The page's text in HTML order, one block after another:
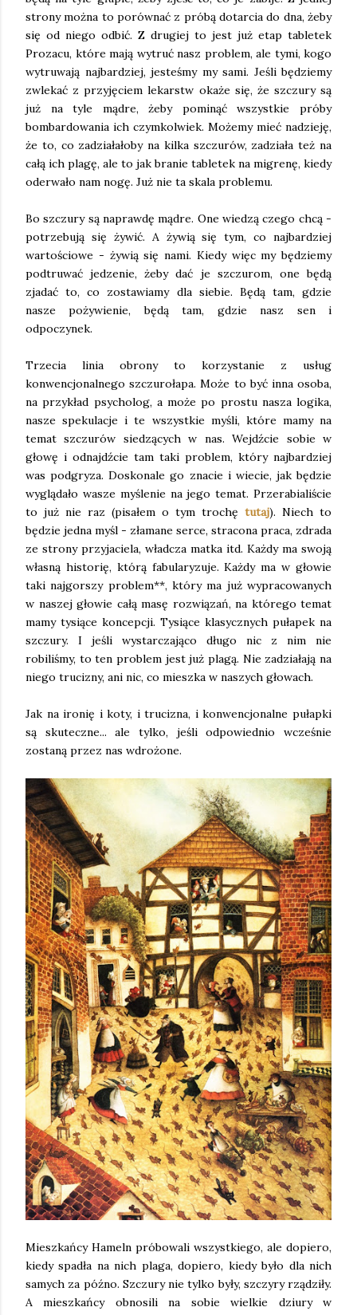
strony można to porównać z próbą dotarcia do dna, żeby
się od niego odbić. Z drugiej to jest już etap tabletek
Prozacu, które mają wytruć nasz problem, ale tymi, kogo
wytruwają najbardziej, jesteśmy my sami. Jeśli będziemy
zwlekać z przyjęciem lekarstw okaże się, że szczury są
już na tyle mądre, żeby pominąć wszystkie próby
bombardowania ich czymkolwiek. Możemy mieć nadzieję,
że to, co zadziałałoby na kilka szczurów, zadziała też na
całą ich plagę, ale to jak branie tabletek na migrenę, kiedy
oderwało nam nogę. Już nie ta skala problemu.
Bo szczury są naprawdę mądre. One wiedzą czego chcą -
potrzebują się żywić. A żywią się tym, co najbardziej
wartościowe - żywią się nami. Kiedy więc my będziemy
podtruwać jedzenie, żeby dać je szczurom, one będą
zjadać to, co zostawiamy dla siebie. Będą tam, gdzie
nasze pożywienie, będą tam, gdzie nasz sen i
odpoczynek.
Trzecia linia obrony to korzystanie z usług
konwencjonalnego szczurołapa. Może to być inna osoba,
na przykład psycholog, a może po prostu nasza logika,
nasze spekulacje i te wszystkie myśli, które mamy na
temat szczurów siedzących w nas. Wejdźcie sobie w
głowę i odnajdźcie tam taki problem, który najbardziej
was podgryza. Doskonale go znacie i wiecie, jak będzie
wyglądało wasze myślenie na jego temat. Przerabialiście
to już nie raz (pisałem o tym trochę tutaj). Niech to
będzie jedna myśl - złamane serce, stracona praca, zdrada
ze strony przyjaciela, władcza matka itd. Każdy ma swoją
własną historię, którą fabularyzuje. Każdy ma w głowie
taki najgorszy problem**, który ma już wypracowanych
w naszej głowie całą masę rozwiązań, na którego temat
mamy tysiące koncepcji. Tysiące klasycznych pułapek na
szczury. I jeśli wystarczająco długo nic z nim nie
robiliśmy, to ten problem jest już plagą. Nie zadziałają na
niego trucizny, ani nic, co mieszka w naszych głowach.
Jak na ironię i koty, i trucizna, i konwencjonalne pułapki
są skuteczne... ale tylko, jeśli odpowiednio wcześnie
zostaną przez nas wdrożone.
Mieszkańcy Hameln próbowali wszystkiego, ale dopiero,
kiedy spadła na nich plaga, dopiero, kiedy było dla nich
samych za późno. Szczury nie tylko były, szczyry rządziły.
A mieszkańcy obnosili na sobie wielkie dziury w